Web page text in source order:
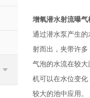
增氧潜水射流曝气
通过潜水泵产生
射而出，夹带许多
气泡的水流在较
机可以在水位变化
较大的池中应用。